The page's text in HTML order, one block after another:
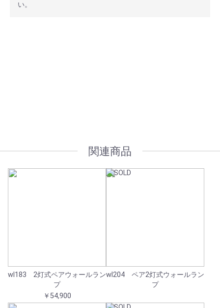
い。
関連商品
wl183 2灯式ペアウォールラン
プ
￥54,900
wl204 ペア2灯式ウォールラン
プ